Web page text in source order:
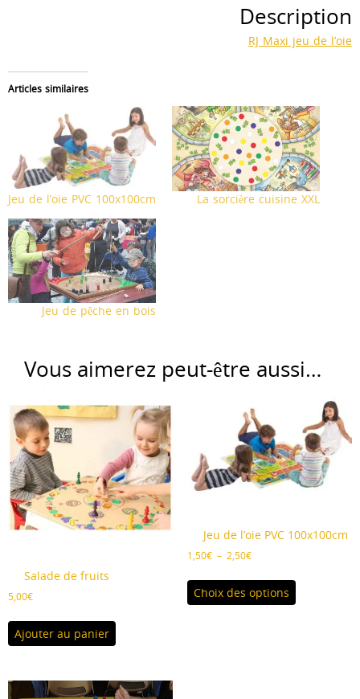
Description
RJ Maxi jeu de l’oie
Articles similaires
Jeu de l’oie PVC 100x100cm La sorcière cuisine XXL
Jeu de pêche en bois
Vous aimerez peut-être aussi…
Salade de fruits
5,00€
Ajouter au panier
Jeu de l’oie PVC 100x100cm
1,50€ – 2,50€Plage
prix :
1,50€
Choix des options
a